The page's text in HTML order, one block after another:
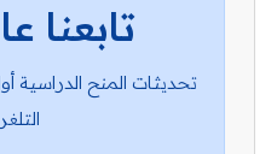
تابعنا
تحديثات المنح الدراسية